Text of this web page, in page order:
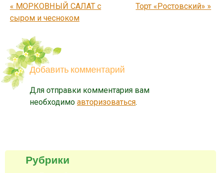
Запись навигация
« МОРКОВНЫЙ САЛАТ с
сыром и чесноком
Торт «Ростовский» »
Добавить комментарий
Для отправки комментария вам
необходимо авторизоваться.
Рубрики